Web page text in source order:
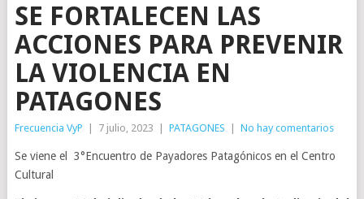
SE FORTALECEN LAS
ACCIONES PARA PREVENIR
LA VIOLENCIA EN
PATAGONES
Frecuencia VyP 7 julio, 2023 PATAGONES No hay comentarios
Se viene el 3°Encuentro de Payadores Patagónicos en el Centro
Cultural